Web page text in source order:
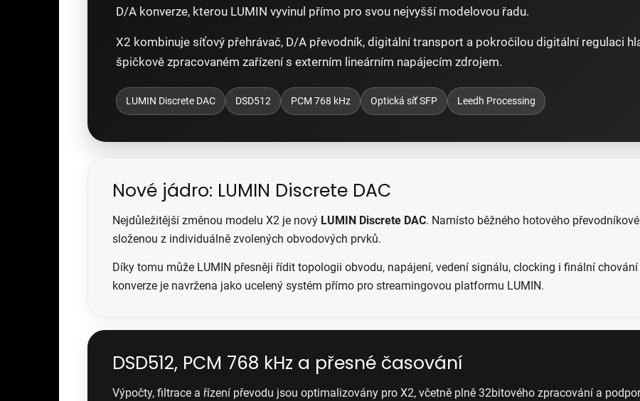
D/A konverze, kterou LUMIN vyvinul přímo pro svou nejvyšší modelovou řadu.
X2 kombinuje síťový přehrávač, D/A převodník, digitální transport a pokročilou digitální regulaci
špičkově zpracovaném zařízení s externím lineárním napájecím zdrojem.
LUMIN Discrete DAC DSD512 PCM 768 kHz Optická síť SFP Leedh Processing
Nové jádro: LUMIN Discrete DAC
Nejdůležitější změnou modelu X2 je nový LUMIN Discrete DAC. Namísto běžného hotového
složenou z individuálně zvolených obvodových prvků.
Díky tomu může LUMIN přesněji řídit topologii obvodu, napájení, vedení signálu, clocking i finální
konverze je navržena jako ucelený systém přímo pro streamingovou platformu LUMIN.
DSD512, PCM 768 kHz a přesné časování
Výpočty, filtrace a řízení převodu jsou optimalizovány pro X2, včetně plně 32bitového zpracování a